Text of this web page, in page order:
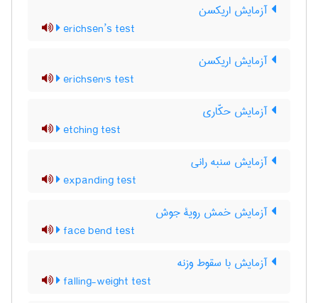
آزمایش اریکسن
erichsen’s test
آزمایش اریکسن
erichsen's test
آزمایش حکّاری
etching test
آزمایش سنبه رانی
expanding test
آزمایش خمش رویۀ جوش
face bend test
آزمایش با سقوط وزنه
falling-weight test